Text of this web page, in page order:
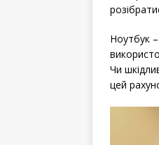
Ноутбук
Чи
цей